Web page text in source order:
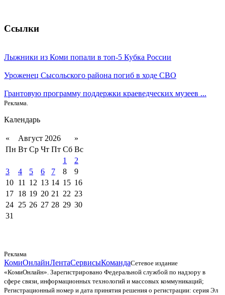
Ссылки
Лыжники из Коми попали в топ-5 Кубка России
Уроженец Сысольского района погиб в ходе СВО
Грантовую программу поддержки краеведческих музеев ...
Реклама.
Календарь
« Август 2026
»
Пн Вт Ср Чт Пт Сб Вс
1
2
3
4 5 6 7 8
9
10 11 12 13 14 15 16
17 18 19 20 21 22 23
24 25 26 27 28 29 30
31
Реклама
КомиОнлайнЛентаСервисыКомандаСетевое издание
«КомиОнлайн». Зарегистрировано Федеральной службой по надзору в
сфере связи, информационных технологий и массовых коммуникаций;
Регистрационный номер и дата принятия решения о регистрации: серия Эл